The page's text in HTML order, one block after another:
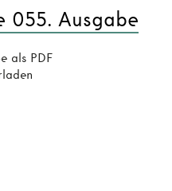
055. Ausgabe
als PDF